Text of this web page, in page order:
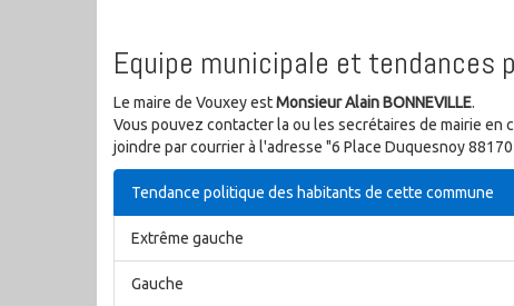
Equipe municipale et
Le maire de Vouxey estMonsieur Alain BONNEVILLE.
Vous pouvez contacter la ou les secrétaires de mairie en
joindre par courrier à l'adresse "6 Place Duquesnoy
Tendance politique des habitants de cette commune
Extrême gauche
Gauche